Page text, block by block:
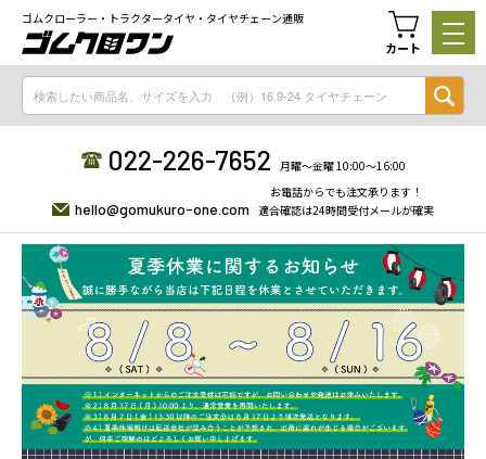
ゴムクローラー・トラクタータイヤ・タイヤチェーン通販
カート
022-226-7652 月曜〜金曜 10:00〜16:00
hello@gomukuro-one.com
お電話からでも注文承ります！
適合確認は24時間受付メールが確実